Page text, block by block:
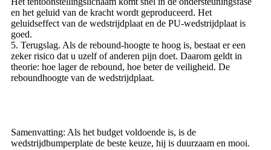
en het geluid van de kracht wordt geproduceerd. Het
geluidseffect van de wedstrijdplaat en de PU-wedstrijdplaat is
goed.
5. Terugslag. Als de rebound-hoogte te hoog is, bestaat er een
zeker risico dat u uzelf of anderen pijn doet. Daarom geldt in
theorie: hoe lager de rebound, hoe beter de veiligheid. De
reboundhoogte van de wedstrijdplaat.
Samenvatting: Als het budget voldoende is, is de
wedstrijdbumperplate de beste keuze, hij is duurzaam en mooi.